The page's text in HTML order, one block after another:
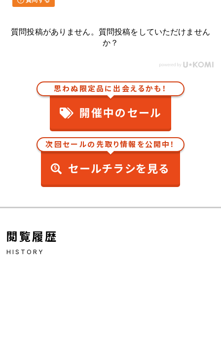
質問投稿がありません。質問投稿をしていただけません
か？
思わぬ限定品に出会えるかも！
開催中のセール
次回セールの先取り情報を公開中！
セールチラシを見る
閲覧履歴
HISTORY